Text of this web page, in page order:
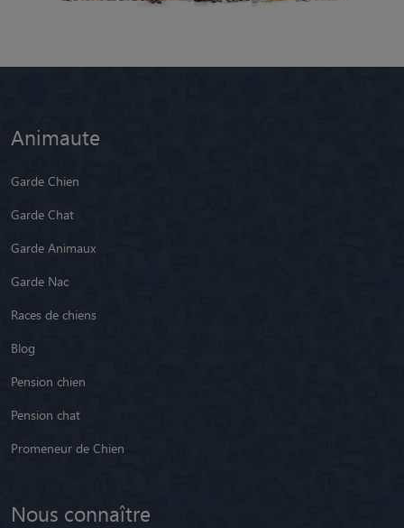
Animaute
Garde Chien
Garde Chat
Garde Animaux
Garde Nac
Races de chiens
Blog
Pension chien
Pension chat
Promeneur de Chien
Nous connaître